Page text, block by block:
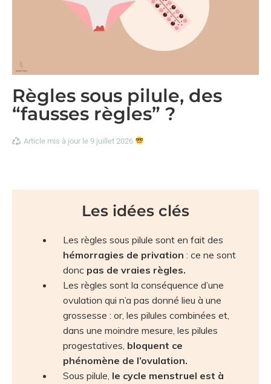
Règles sous pilule, des
“fausses règles” ?
Article mis à jour le 9 juillet 2026
Les idées clés
Les règles sous pilule sont en fait des
hémorragies de privation : ce ne sont
donc pas de vraies règles.
Les règles sont la conséquence d’une
ovulation qui n’a pas donné lieu à une
grossesse : or, les pilules combinées et,
dans une moindre mesure, les pilules
progestatives, bloquent ce
phénomène de l’ovulation.
Sous pilule, le cycle menstruel est à